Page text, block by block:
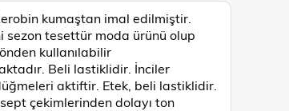
kumaştan imal edilmiştir.
sezon tesettür moda ürünü olup
kullanılabilir
Beli lastiklidir. İnciler
aktiftir. Etek, beli lastiklidir.
çekimlerinden dolayı ton